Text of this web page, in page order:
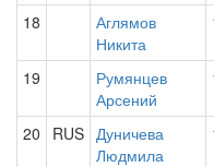
18
Аглямов
Никита
19
Румянцев
Арсений
20 RUS Дуничева
Людмила